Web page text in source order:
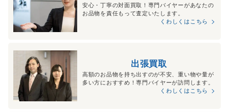
安心・丁寧の対面買取！専門バイヤーがあなたの
お品物を責任もって査定いたします。
くわしくはこちら
出張買取
高額のお品物を持ち出すのが不安、重い物や量が
多い方におすすめ！専門バイヤーが訪問します。
くわしくはこちら